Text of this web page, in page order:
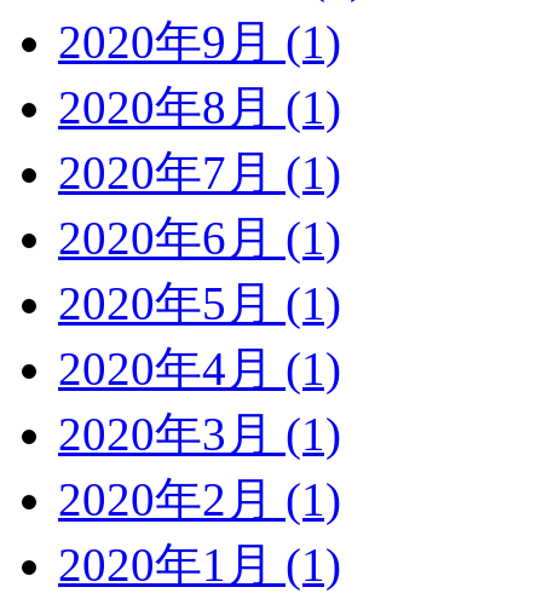
2020年9月 (1)
2020年8月 (1)
2020年7月 (1)
2020年6月 (1)
2020年5月 (1)
2020年4月 (1)
2020年3月 (1)
2020年2月 (1)
2020年1月 (1)